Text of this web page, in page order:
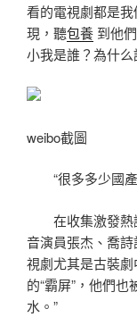
看的電視劇都是
現，聽包養 到他
小我是誰？為什
weibo截圖
“很多多少國產
在收集激發熱
音演員張杰、喬
視劇尤其是古裝劇
的“霸屏”，他們也
水。”